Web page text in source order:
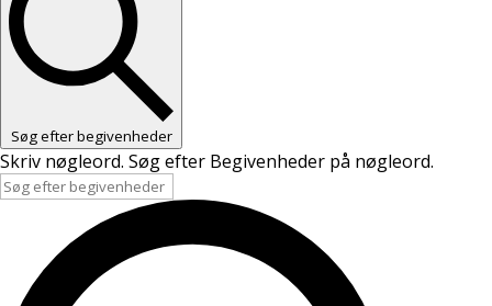
Søg efter begivenheder
Skriv nøgleord. Søg efter Begivenheder på nøgleord.